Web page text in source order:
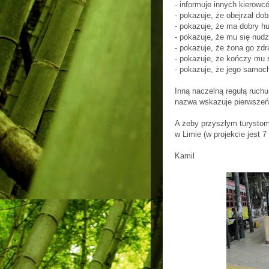
- informuje innych
- pokazuje, że obejrzał
- pokazuje, że ma dobry
- pokazuje, że mu się
- pokazuje, że żona go
- pokazuje, że kończy mu
- pokazuje, że jego
Inną naczelną regułą
nazwa wskazuje
A żeby przyszłym
w Limie (w projekcie jest
Kamil